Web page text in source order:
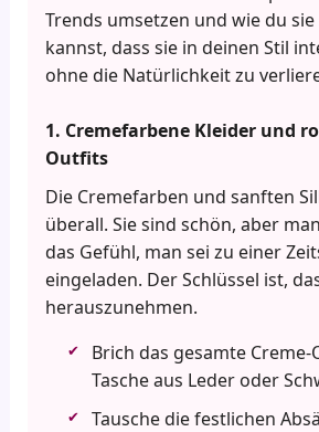
Trends umsetzen und wie du
kannst, dass sie in deinen Stil
ohne die Natürlichkeit zu
1. Cremefarbene Kleider und
Outfits
Die Cremefarben und sanften
überall. Sie sind schön, aber
das Gefühl, man sei zu einer
eingeladen. Der Schlüssel ist,
herauszunehmen.
Brich das gesamte
Tasche aus Leder oder
Tausche die festlichen